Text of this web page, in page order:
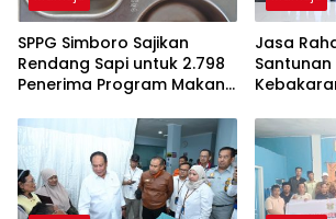
SPPG Simboro Sajikan
Rendang Sapi untuk 2.798
Penerima Program Makan
Jasa